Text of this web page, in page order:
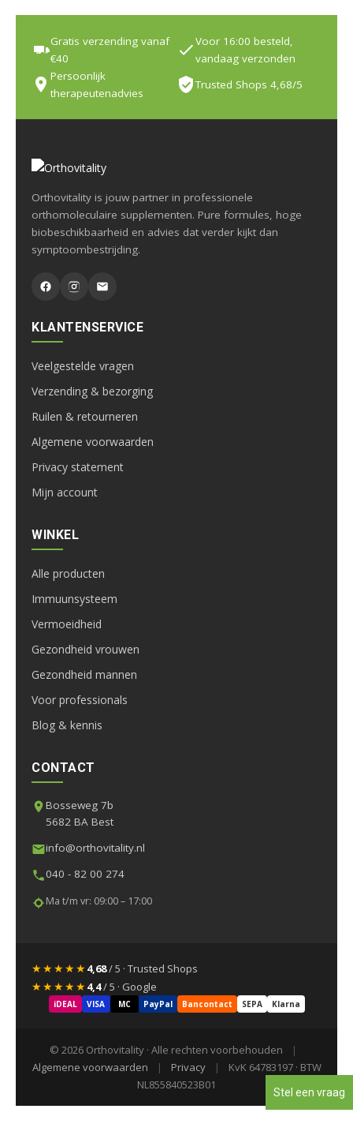
Gratis verzending vanaf
€40
Voor 16:00 besteld,
vandaag verzonden
Persoonlijk
therapeutenadvies
Trusted Shops 4,68/5
Orthovitality is jouw partner in professionele
orthomoleculaire supplementen. Pure formules, hoge
biobeschikbaarheid en advies dat verder kijkt dan
symptoombestrijding.
KLANTENSERVICE
Veelgestelde vragen
Verzending & bezorging
Ruilen & retourneren
Algemene voorwaarden
Privacy statement
Mijn account
WINKEL
Alle producten
Immuunsysteem
Vermoeidheid
Gezondheid vrouwen
Gezondheid mannen
Voor professionals
Blog & kennis
CONTACT
Bosseweg 7b
5682 BA Best
info@orthovitality.nl
040 - 82 00 274
Ma t/m vr: 09:00 – 17:00
★★★★★4,68/ 5 · Trusted Shops
★★★★★4,4/ 5 · Google
iDEAL VISA MC PayPal Bancontact SEPA Klarna
© 2026 Orthovitality · Alle rechten voorbehouden
|
Algemene voorwaarden
| Privacy |
KvK 64783197 · BTW
NL855840523B01
Stel een vraag